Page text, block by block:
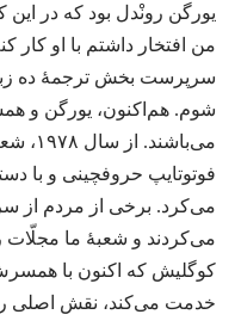
یورگن رونْدل بود که در این
من افتخار داشتم با او
سرپرست بخش ترجمهٔ ده
شوم.‏ هم‌اکنون،‏ یورگن و
فوتوتایپ حروفچینی و با
می‌کرد.‏ برخی از مردم از
می‌کردند و شعبهٔ ما مجلّات
کوگلیش که اکنون با همسرش
خدمت می‌کند،‏ نقش اصلی